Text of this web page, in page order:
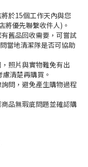
於15個工作天內與您
將優先聯繫收件人)。
舊品回收需要，可嘗試
當地清潔隊是否可協助
照片與實物難免有出
清楚再購買。
問，避免產生購物過程
品無瑕庛問題並確認購